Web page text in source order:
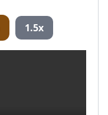
1.5x